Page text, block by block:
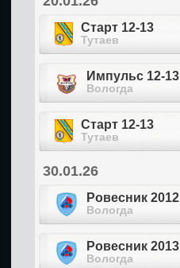
Старт 12-13
Тутаев
Импульс 12-13
Вологда
Старт 12-13
Тутаев
30.01.26
Ровесник 2012
Вологда
Ровесник 2013
Вологда